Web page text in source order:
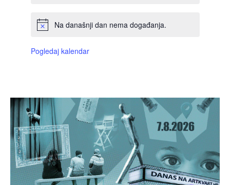
Na današnji dan nema događanja.
Pogledaj kalendar